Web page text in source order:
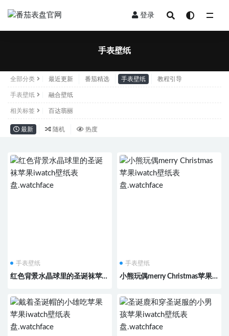
登录
手表壁纸
全部分类 最近更新 番茄精选 手表壁纸 教程引导
手表壁纸 融合壁纸
相关标签 百达翡丽
最新 随机 热度
手表壁纸
红色背景水晶球里的圣诞袜苹果
手表壁纸
小熊玩偶merry Christmas苹果